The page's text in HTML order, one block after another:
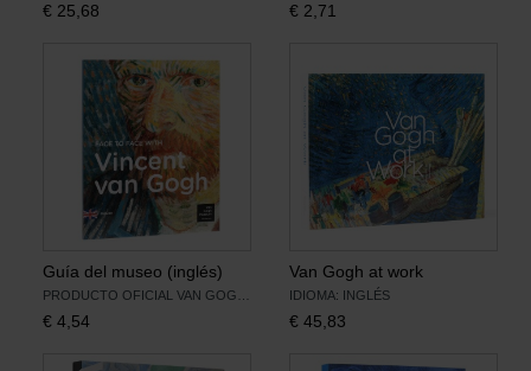
€ 25,68 € 2,71
Guía del museo (inglés)
€ 4,54
Van Gogh at work
IDIOMA: INGLÉS
€ 45,83